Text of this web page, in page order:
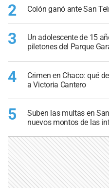
2 Colón ganó ante San
3
Un adolescente de 15
piletones del Parque
4
Crimen en Chaco: qué
a Victoria Cantero
5
Suben las multas en
nuevos montos de las